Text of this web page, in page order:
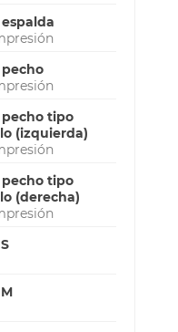
pecho
pecho tipo
(izquierda)
pecho tipo
(derecha)